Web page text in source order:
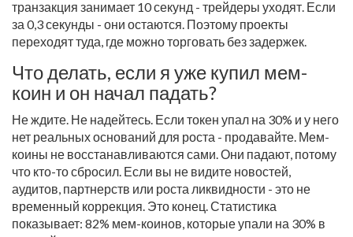
транзакция занимает 10 секунд - трейдеры уходят. Если
за 0,3 секунды - они остаются. Поэтому проекты
переходят туда, где можно торговать без задержек.
Что делать, если я уже купил мем-
коин и он начал падать?
Не ждите. Не надейтесь. Если токен упал на 30% и у него
нет реальных оснований для роста - продавайте. Мем-
коины не восстанавливаются сами. Они падают, потому
что кто-то сбросил. Если вы не видите новостей,
аудитов, партнерств или роста ликвидности - это не
временный коррекция. Это конец. Статистика
показывает: 82% мем-коинов, которые упали на 30% в